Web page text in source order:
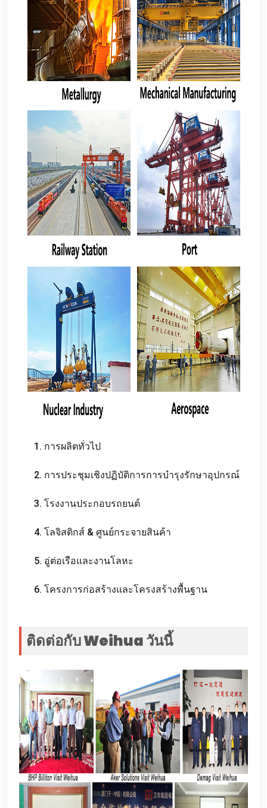
1. การผลิตทั่วไป
2. การประชุมเชิงปฏิบัติการการบำรุงรักษาอุปกรณ์
3. โรงงานประกอบรถยนต์
4. โลจิสติกส์ & ศูนย์กระจายสินค้า
5. อู่ต่อเรือและงานโลหะ
6. โครงการก่อสร้างและโครงสร้างพื้นฐาน
ติดต่อกับ Weihua วันนี้